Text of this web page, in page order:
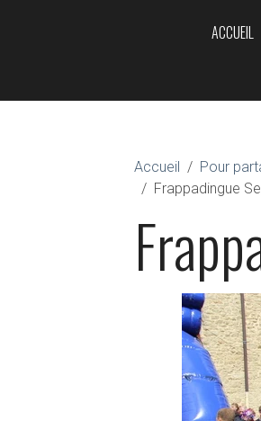
ACCUEIL
Accueil Pour
Frappadingue